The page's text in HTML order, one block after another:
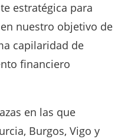
estratégica para
nuestro objetivo de
capilaridad de
financiero
en las que
Burgos, Vigo y